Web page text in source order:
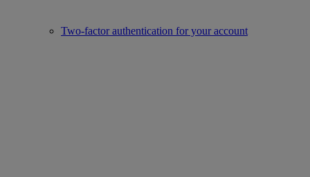
Two-factor authentication for your account